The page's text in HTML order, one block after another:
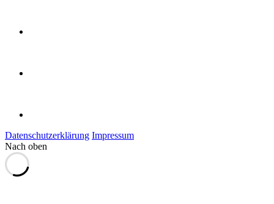
Datenschutzerklärung Impressum
Nach oben